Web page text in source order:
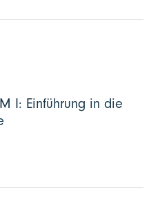
I: Einführung in die